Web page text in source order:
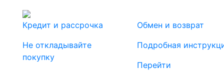
Кредит и рассрочка
Не откладывайте
покупку
Обмен и возврат
Подробная
Перейти